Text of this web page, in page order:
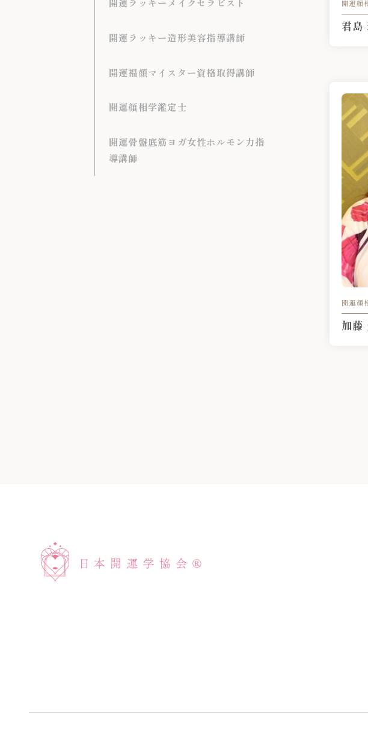
開運ラッキー造形美容指導講師
開運福顔マイスター資格取得講師
開運顔相学鑑定士
開運骨盤底筋ヨガ女性ホルモン力指
導講師
開運顔
君島
開運顔
加藤